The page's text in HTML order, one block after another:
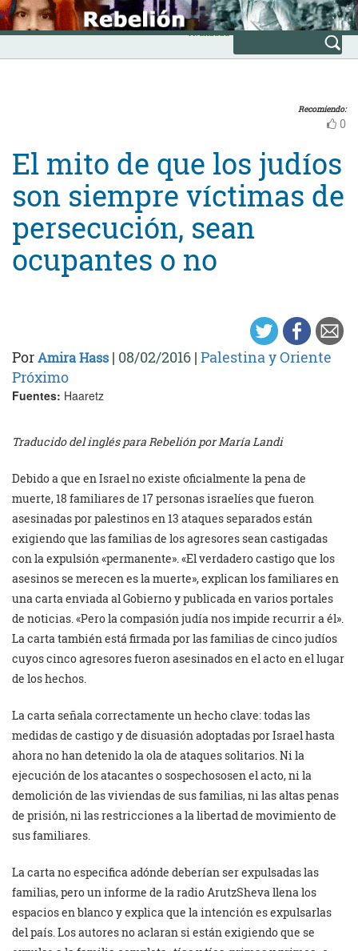
Skip
to
content
INICIO
Avanzada
Recomiendo:
0
El mito de que los judíos
son siempre víctimas de
persecución, sean
ocupantes o no
PorAmira Hass | 08/02/2016 | Palestina y Oriente
Próximo
Fuentes: Haaretz
Traducido del inglés para Rebelión por María Landi
Debido a que en Israel no existe oficialmente la pena de
muerte, 18 familiares de 17 personas israelíes que fueron
asesinadas por palestinos en 13 ataques separados están
exigiendo que las familias de los agresores sean castigadas
con la expulsión «permanente». «El verdadero castigo que los
asesinos se merecen es la muerte», explican los familiares en
una carta enviada al Gobierno y publicada en varios portales
de noticias. «Pero la compasión judía nos impide recurrir a él».
La carta también está firmada por las familias de cinco judíos
cuyos cinco agresores fueron asesinados en el acto en el lugar
de los hechos.
La carta señala correctamente un hecho clave: todas las
medidas de castigo y de disuasión adoptadas por Israel hasta
ahora no han detenido la ola de ataques solitarios. Ni la
ejecución de los atacantes o sospechososen el acto, ni la
demolición de las viviendas de sus familias, ni las altas penas
de prisión, ni las restricciones a la libertad de movimiento de
sus familiares.
La carta no especifica adónde deberían ser expulsadas las
familias, pero un informe de la radio ArutzSheva llena los
espacios en blanco y explica que la intención es expulsarlas
del país. Los autores no aclaran si están exigiendo que se